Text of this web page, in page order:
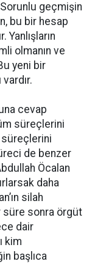
geçmişin
bu bir hesap
Yanlışların
olmanın ve
yeni bir
cevap
süreçlerini
süreçlerini
de benzer
Öcalan
daha
silah
süre sonra örgüt
dair
kim
başlıca